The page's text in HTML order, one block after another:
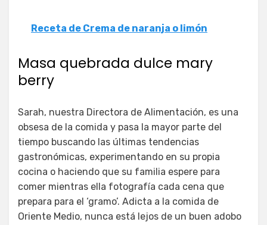
Receta de Crema de naranja o limón
Masa quebrada dulce mary
berry
Sarah, nuestra Directora de Alimentación, es una
obsesa de la comida y pasa la mayor parte del
tiempo buscando las últimas tendencias
gastronómicas, experimentando en su propia
cocina o haciendo que su familia espere para
comer mientras ella fotografía cada cena que
prepara para el ‘gramo’. Adicta a la comida de
Oriente Medio, nunca está lejos de un buen adobo